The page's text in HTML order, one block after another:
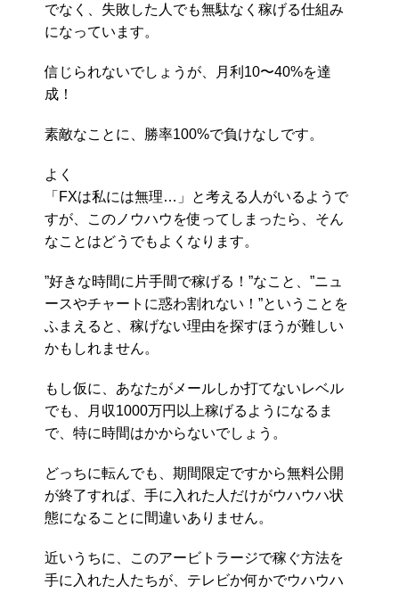
でなく、失敗した人でも無駄なく稼げる仕組み
になっています。
信じられないでしょうが、月利10〜40%を達
成！
素敵なことに、勝率100%で負けなしです。
よく
「FXは私には無理…」と考える人がいるようで
すが、このノウハウを使ってしまったら、そん
なことはどうでもよくなります。
”好きな時間に片手間で稼げる！”なこと、”ニュ
ースやチャートに惑わ割れない！”ということを
ふまえると、稼げない理由を探すほうが難しい
かもしれません。
もし仮に、あなたがメールしか打てないレベル
でも、月収1000万円以上稼げるようになるま
で、特に時間はかからないでしょう。
どっちに転んでも、期間限定ですから無料公開
が終了すれば、手に入れた人だけがウハウハ状
態になることに間違いありません。
近いうちに、このアービトラージで稼ぐ方法を
手に入れた人たちが、テレビか何かでウハウハ